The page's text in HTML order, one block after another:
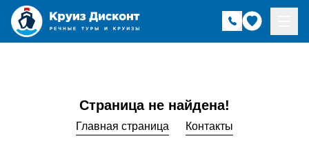
Страница не найдена!
Главная страница Контакты